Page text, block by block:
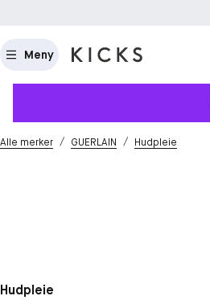
Meny
Alle merker / GUERLAIN / Hudpleie
Hudpleie